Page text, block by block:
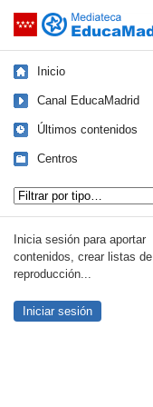
Saltar navegación
Inicio
Canal EducaMadrid
Últimos contenidos
Centros
Inicia sesión para aportar
contenidos, crear listas de
reproducción...
Iniciar sesión